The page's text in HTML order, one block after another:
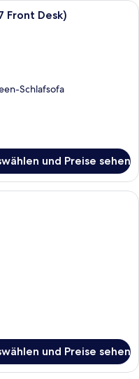
modernes Hotelzimmer mit
Front Desk)
Schlafsofa
und Preise sehen
modernes Schlafzimmer mit
und Preise sehen